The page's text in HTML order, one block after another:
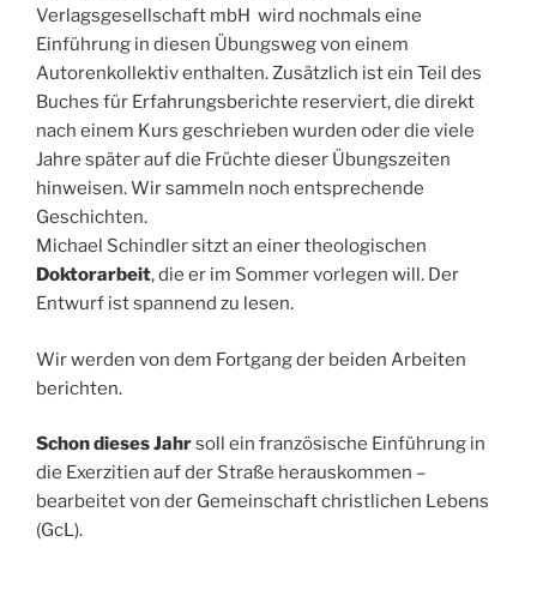
Verlagsgesellschaft mbH wird nochmals eine
Einführung in diesen Übungsweg von einem
Autorenkollektiv enthalten. Zusätzlich ist ein Teil des
Buches für Erfahrungsberichte reserviert, die direkt
nach einem Kurs geschrieben wurden oder die viele
Jahre später auf die Früchte dieser Übungszeiten
hinweisen. Wir sammeln noch entsprechende
Geschichten.
Michael Schindler sitzt an einer theologischen
Doktorarbeit, die er im Sommer vorlegen will. Der
Entwurf ist spannend zu lesen.
Wir werden von dem Fortgang der beiden Arbeiten
berichten.
Schon dieses Jahrsoll ein französische Einführung in
die Exerzitien auf der Straße herauskommen –
bearbeitet von der Gemeinschaft christlichen Lebens
(GcL).